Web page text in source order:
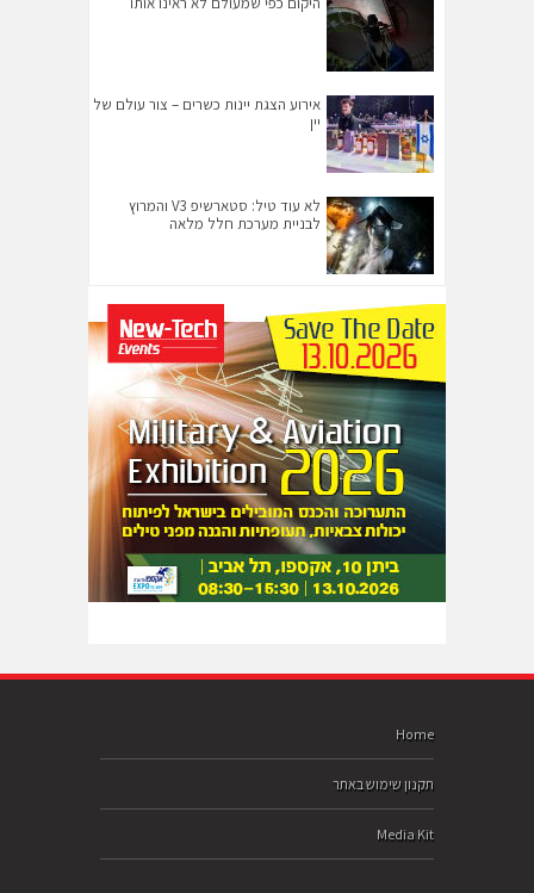
אירוע הצגת יינות כשרים – צור עולם של
יין
לא עוד טיל: סטארשיפ V3 והמרוץ
לבניית מערכת חלל מלאה
Home
תקנון שימוש באתר
Media Kit